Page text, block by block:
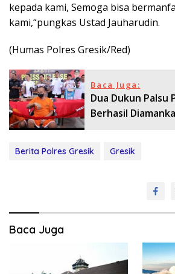
kepada kami, Semoga bisa
kami,“pungkas Ustad Jauharudin.
(Humas Polres Gresik/Red)
Baca Juga:
Dua Dukun Palsu
Berhasil
Berita Polres Gresik Gresik
Baca Juga